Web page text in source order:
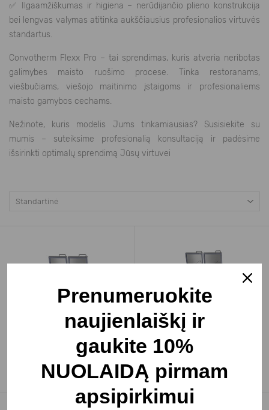
✅
Ilgaamžiškumas ir higiena – nerūdijančio plieno konstrukcija
bei lengvas valymas atitinka aukščiausius profesionalios virtuvės
standartus.
Convotherm Flexx Pro – tai sprendimas, kuris atveria neribotas
galimybes maisto ruošimo procese. Tinka restoranams,
viešbučiams, viešojo maitinimo įstaigoms ir profesionaliems
maisto gamybos cechams.
Nežinote, kuris modelis Jums tinkamiausias? Susisiekite su
mumis – suteiksime profesionalią konsultaciją ir padėsime
išsirinkti optimalų sprendimą Jūsų virtuvei
Daugiafunkcinė paverčiama
keptuvė 2x29 ltr
20220.00€
Daugiafunkcinė paverčiama
keptuvė 2x49 ltr
26300.00€
Prenumeruokite
naujienlaiškį ir
gaukite 10%
NUOLAIDĄ pirmam
apsipirkimui